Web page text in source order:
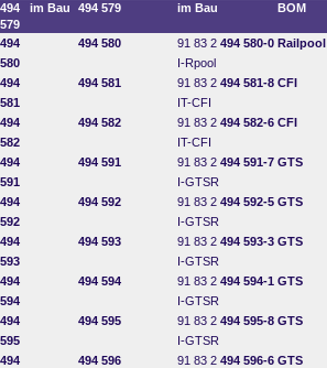
494
579
im Bau 494 579 im Bau BOM
494
580
494 580 91 83 2 494 580-0
I-Rpool
Railpool
494
581
494 581 91 83 2 494 581-8
IT-CFI
CFI
494
582
494 582 91 83 2 494 582-6
IT-CFI
CFI
494
591
494 591 91 83 2 494 591-7
I-GTSR
GTS
494
592
494 592 91 83 2 494 592-5
I-GTSR
GTS
494
593
494 593 91 83 2 494 593-3
I-GTSR
GTS
494
594
494 594 91 83 2 494 594-1
I-GTSR
GTS
494
595
494 595 91 83 2 494 595-8
I-GTSR
GTS
494
494 596 91 83 2 494 596-6 GTS